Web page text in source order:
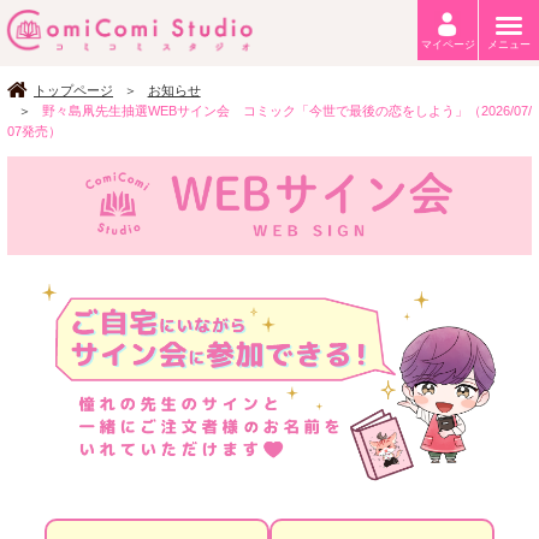
トップページ
お知らせ
野々島凧先生抽選WEBサイン会 コミック「今世で最後の恋をしよう」（2026/07/
07発売）
マイページ メニュー